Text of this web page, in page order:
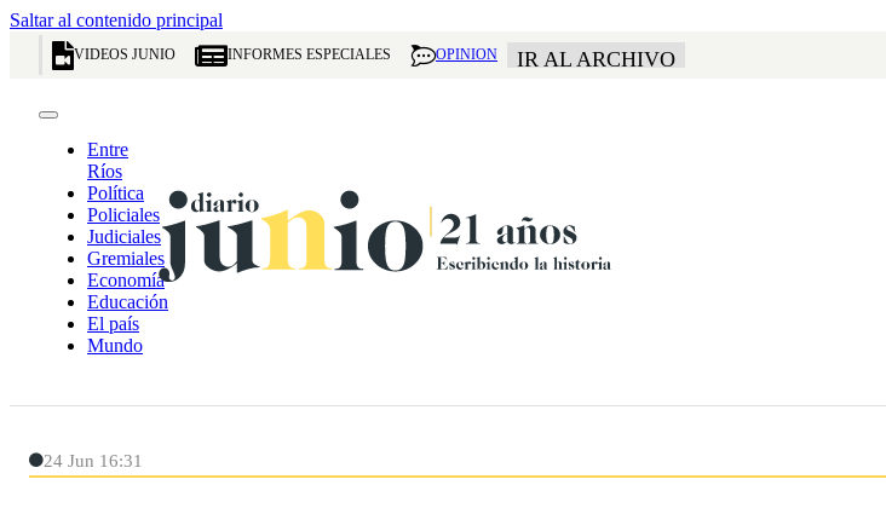
Saltar al contenido principal
VIDEOS JUNIO INFORMES ESPECIALES OPINION IR AL ARCHIVO
Entre
Ríos
Política
Policiales
Judiciales
Gremiales
Economía
Educación
El país
Mundo
24 Jun 16:31